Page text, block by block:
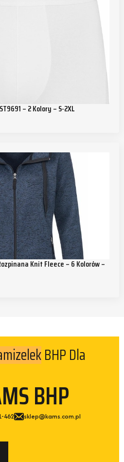
– 2 Kolory – S-2XL
Knit Fleece – 6 Kolorów –
BHP Dla
BHP
462
sklep@kams.com.pl